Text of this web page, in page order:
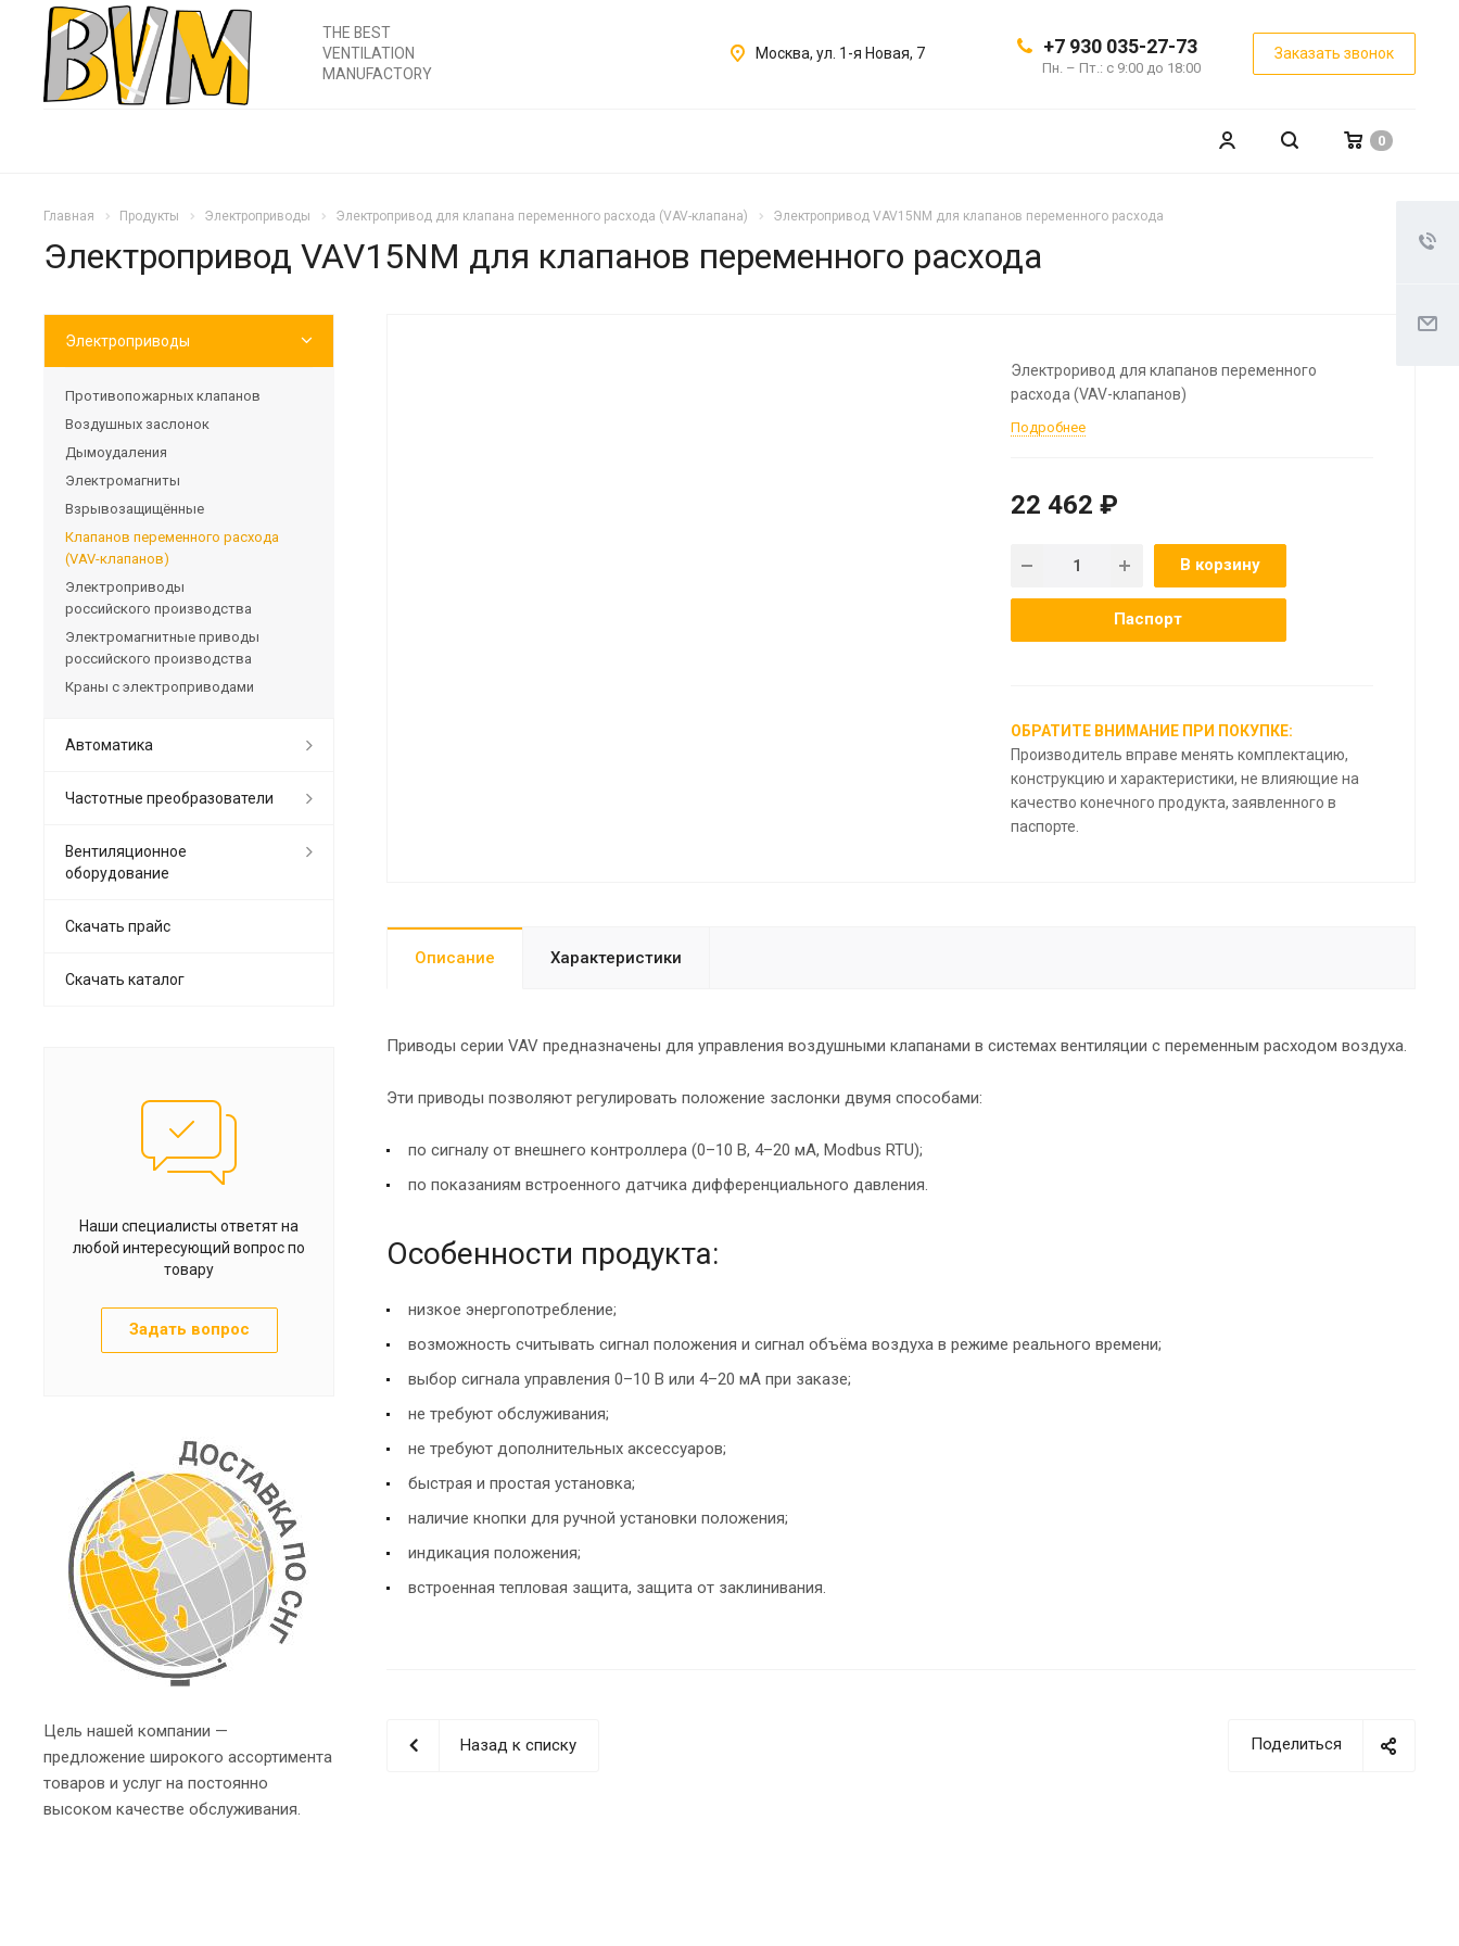
THE BEST
VENTILATION
MANUFACTORY
+7 930 035-27-73
Пн. – Пт.: с 9:00 до 18:00
Заказать звонок
Москва, ул. 1-я Новая, 7
0
Главная Продукты Электроприводы Электропривод для клапана переменного расхода (VAV-клапана) Электропривод VAV15NM для клапанов переменного расхода
Электропривод VAV15NM для клапанов переменного расхода
Электроривод для клапанов переменного
расхода (VAV-клапанов)
Подробнее
22 462 ₽
В корзину
Паспорт
ОБРАТИТЕ ВНИМАНИЕ ПРИ ПОКУПКЕ:
Производитель вправе менять комплектацию,
конструкцию и характеристики, не влияющие на
качество конечного продукта, заявленного в
паспорте.
Описание Характеристики
Приводы серии VAV предназначены для управления воздушными клапанами в системах вентиляции с переменным расходом воздуха.
Эти приводы позволяют регулировать положение заслонки двумя способами:
по сигналу от внешнего контроллера (0–10 В, 4–20 мА, Modbus RTU);
по показаниям встроенного датчика дифференциального давления.
Особенности продукта:
низкое энергопотребление;
возможность считывать сигнал положения и сигнал объёма воздуха в режиме реального времени;
выбор сигнала управления 0–10 В или 4–20 мА при заказе;
не требуют обслуживания;
не требуют дополнительных аксессуаров;
быстрая и простая установка;
наличие кнопки для ручной установки положения;
индикация положения;
встроенная тепловая защита, защита от заклинивания.
Поделиться
Назад к списку
Электроприводы
Противопожарных клапанов
Воздушных заслонок
Дымоудаления
Электромагниты
Взрывозащищённые
Клапанов переменного расхода
(VAV-клапанов)
Электроприводы
российского производства
Электромагнитные приводы
российского производства
Краны с электроприводами
Автоматика
Частотные преобразователи
Вентиляционное
оборудование
Скачать прайс
Скачать каталог
Наши специалисты ответят на
любой интересующий вопрос по
товару
Задать вопрос
Цель нашей компании —
предложение широкого ассортимента
товаров и услуг на постоянно
высоком качестве обслуживания.